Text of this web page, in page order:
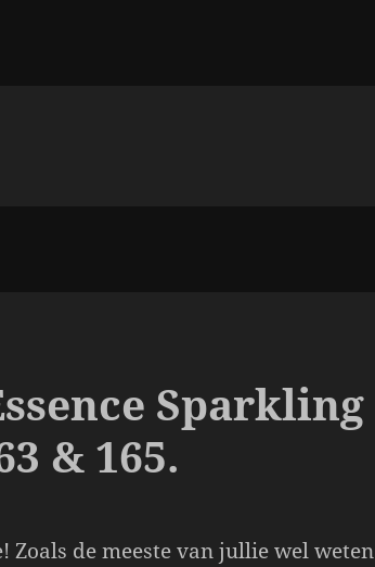
Sparkling
& 165.
Zoals de meeste van jullie wel weten